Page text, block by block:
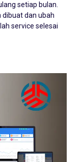
setiap bulan.
dan ubah
service selesai